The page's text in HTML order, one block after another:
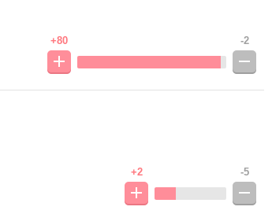
+80 -2
+2 -5